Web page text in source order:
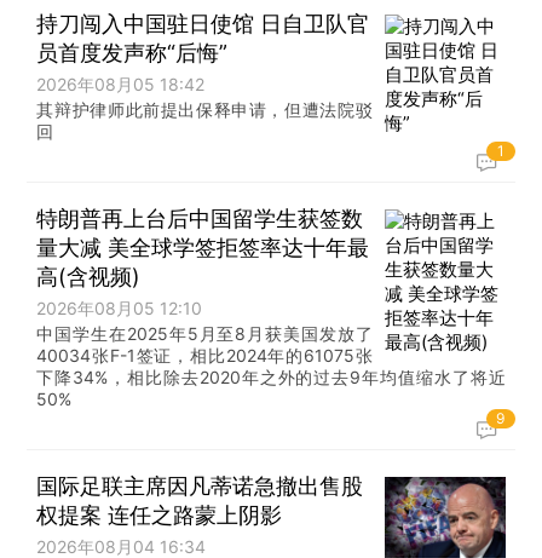
持刀闯入中国驻日使馆 日自卫队官
员首度发声称“后悔”
2026年08月05 18:42
其辩护律师此前提出保释申请，但遭法院驳
回
1
特朗普再上台后中国留学生获签数
量大减 美全球学签拒签率达十年最
高(含视频)
2026年08月05 12:10
中国学生在2025年5月至8月获美国发放了
40034张F-1签证，相比2024年的61075张
下降34%，相比除去2020年之外的过去9年均值缩水了将近
50%
9
国际足联主席因凡蒂诺急撤出售股
权提案 连任之路蒙上阴影
2026年08月04 16:34